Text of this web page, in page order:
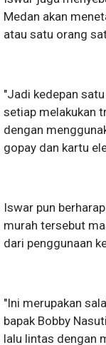
Medan akan
atau satu orang
"Jadi kedepan
setiap melakukan
dengan
gopay dan kartu
Iswar pun
murah tersebut
dari penggunaan
"Ini merupakan
bapak Bobby
lalu lintas dengan